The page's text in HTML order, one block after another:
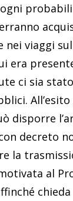
nei viaggi
era
ci sia
All’esito
disporre
decreto
la
al
chieda